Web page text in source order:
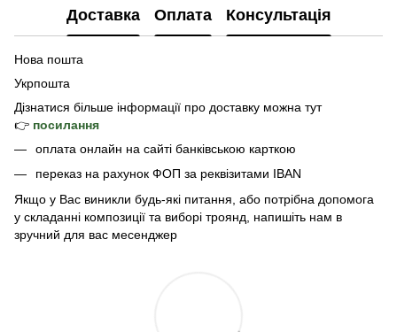
Доставка Оплата Консультація
Нова пошта
Укрпошта
Дізнатися більше інформації про доставку можна тут
👉 посилання
оплата онлайн на сайті банківською карткою
переказ на рахунок ФОП за реквізитами IBAN
Якщо у Вас виникли будь-які питання, або потрібна допомога
у складанні композиції та виборі троянд, напишіть нам в
зручний для вас месенджер